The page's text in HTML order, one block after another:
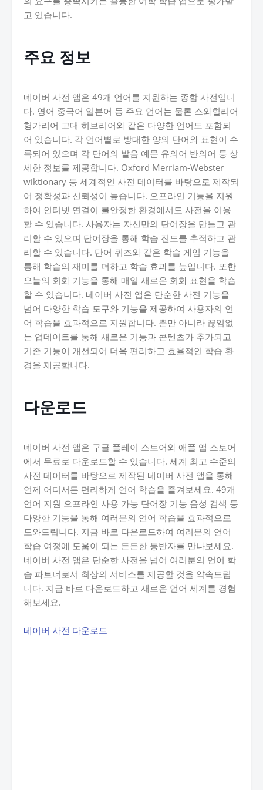
고 있습니다.
주요 정보
네이버 사전 앱은 49개 언어를 지원하는 종합 사전입니
다. 영어 중국어 일본어 등 주요 언어는 물론 스와힐리어
헝가리어 고대 히브리어와 같은 다양한 언어도 포함되
어 있습니다. 각 언어별로 방대한 양의 단어와 표현이 수
록되어 있으며 각 단어의 발음 예문 유의어 반의어 등 상
세한 정보를 제공합니다. Oxford Merriam-Webster
wiktionary 등 세계적인 사전 데이터를 바탕으로 제작되
어 정확성과 신뢰성이 높습니다. 오프라인 기능을 지원
하여 인터넷 연결이 불안정한 환경에서도 사전을 이용
할 수 있습니다. 사용자는 자신만의 단어장을 만들고 관
리할 수 있으며 단어장을 통해 학습 진도를 추적하고 관
리할 수 있습니다. 단어 퀴즈와 같은 학습 게임 기능을
통해 학습의 재미를 더하고 학습 효과를 높입니다. 또한
오늘의 회화 기능을 통해 매일 새로운 회화 표현을 학습
할 수 있습니다. 네이버 사전 앱은 단순한 사전 기능을
넘어 다양한 학습 도구와 기능을 제공하여 사용자의 언
어 학습을 효과적으로 지원합니다. 뿐만 아니라 끊임없
는 업데이트를 통해 새로운 기능과 콘텐츠가 추가되고
기존 기능이 개선되어 더욱 편리하고 효율적인 학습 환
경을 제공합니다.
다운로드
네이버 사전 앱은 구글 플레이 스토어와 애플 앱 스토어
에서 무료로 다운로드할 수 있습니다. 세계 최고 수준의
사전 데이터를 바탕으로 제작된 네이버 사전 앱을 통해
언제 어디서든 편리하게 언어 학습을 즐겨보세요. 49개
언어 지원 오프라인 사용 가능 단어장 기능 음성 검색 등
다양한 기능을 통해 여러분의 언어 학습을 효과적으로
도와드립니다. 지금 바로 다운로드하여 여러분의 언어
학습 여정에 도움이 되는 든든한 동반자를 만나보세요.
네이버 사전 앱은 단순한 사전을 넘어 여러분의 언어 학
습 파트너로서 최상의 서비스를 제공할 것을 약속드립
니다. 지금 바로 다운로드하고 새로운 언어 세계를 경험
해보세요.
네이버 사전 다운로드